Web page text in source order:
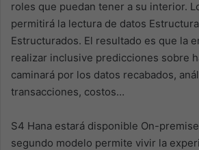
roles que puedan tener a su interior.
permitirá la lectura de datos
Estructurados. El resultado es que la
realizar inclusive predicciones sobre
caminará por los datos recabados,
transacciones, costos…
S4 Hana estará disponible On-
segundo modelo permite vivir la